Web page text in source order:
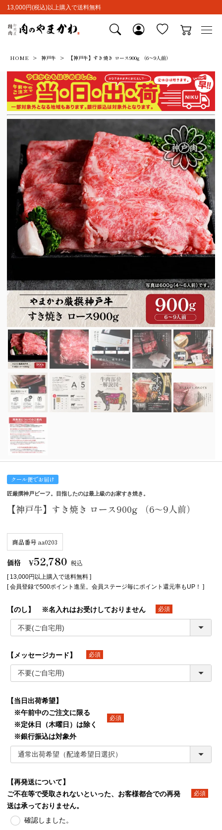
13,000円(税込)以上購入で送料無料
HOME 神戸牛 【神戸牛】すき焼き ロース900g （6～9人前）
クール便でお届け
匠厳撰神戸ビーフ。目指したのは最上級のお家すき焼き。
【神戸牛】すき焼き ロース900g （6～9人前）
商品番号 aa0203
価格 ¥52,780 税込
[ 13,000円以上購入で送料無料 ]
[ 会員登録で500ポイント進呈。会員ステージ毎にポイント還元率もUP！ ]
【のし】 ※名入れはお受けしておりません
(必須)
【メッセージカード】
(必須)
【当日出荷希望】
※午前中のご注文に限る
※定休日（木曜日）は除く
※銀行振込は対象外
【再発送について】
ご不在等で受取されないといった、お客様都合での再発
送は承っておりません。
確認しました。